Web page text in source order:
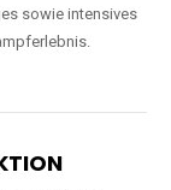
sowie intensives